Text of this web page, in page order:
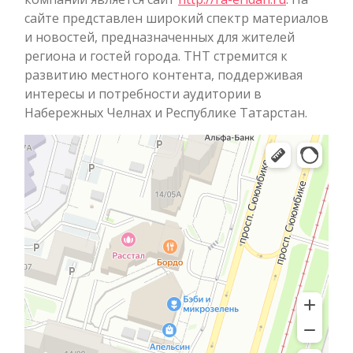
сайте представлен широкий спектр материалов
и новостей, предназначенных для жителей
региона и гостей города. ТНТ стремится к
развитию местного контента, поддерживая
интересы и потребности аудитории в
Набережных Челнах и Республике Татарстан.